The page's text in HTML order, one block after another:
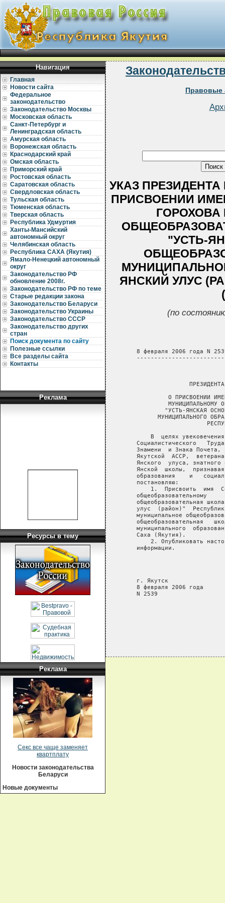
Навигация
Главная
Новости сайта
Федеральное
законодательство
Законодательство Москвы
Московская область
Санкт-Петербург и
Ленинградская область
Амурская область
Воронежская область
Краснодарский край
Омская область
Приморский край
Ростовская область
Саратовская область
Свердловская область
Тульская область
Тюменская область
Тверская область
Республика Удмуртия
Ханты-Мансийский
автономный округ
Челябинская область
Республика САХА (Якутия)
Ямало-Ненецкий автономный
округ
Законодательство РФ
обновление 2008г.
Законодательство РФ по теме
Старые редакции закона
Законодательство Беларуси
Законодательство Украины
Законодательство СССР
Законодательство других
стран
Поиск документа по сайту
Полезные ссылки
Все разделы сайта
Контакты
Реклама
Ресурсы в тему
Реклама
Секс все чаще заменяет
квартплату
Новости законодательства
Беларуси
Новые документы
Правовые
УКАЗ ПРЕЗИДЕНТА
ПРИСВОЕНИИ
"УСТЬ-
ЯНСКИЙ УЛУС
(по
8 февраля 2006 года N
О ПРИСВОЕНИИ
МУНИЦИПАЛЬНОМУ
"УСТЬ-ЯНСКАЯ
МУНИЦИПАЛЬНОГО
В  целях
Социалистического
Знамени  и Знака Почета,
Якутской  АССР,
Янского  улуса, знатного
Янской  школы,
образования    и
   постановляю:
1.  Присвоить  имя
общеобразовательному
общеобразовательная
улус  (район)"
муниципальное
общеобразовательная
муниципального
   Саха (Якутия).
2. Опубликовать
   информации.
   г. Якутск
   8 февраля 2006 года
   N 2539